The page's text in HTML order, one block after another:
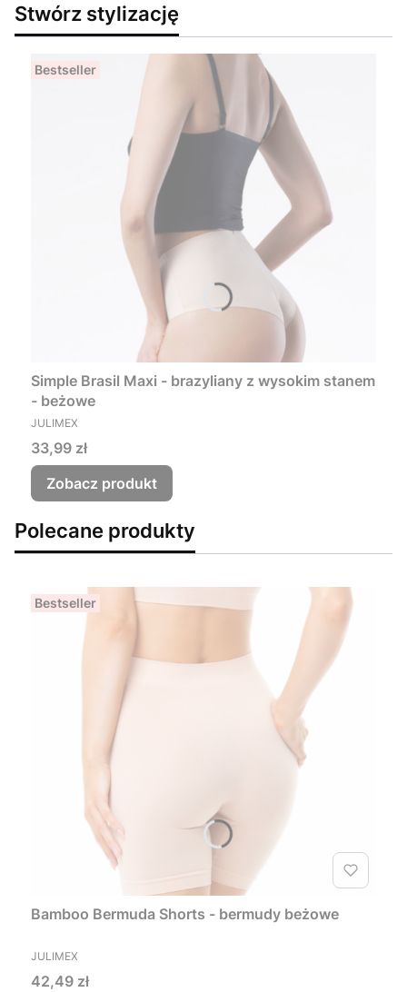
Stwórz stylizację
Bestseller
Simple Brasil Maxi - brazyliany z wysokim stanem
- beżowe
PRODUCENT
JULIMEX
Cena
33,99 zł
Zobacz produkt
Polecane produkty
Bestseller
Bamboo Bermuda Shorts - bermudy beżowe
PRODUCENT
JULIMEX
Cena
42,49 zł